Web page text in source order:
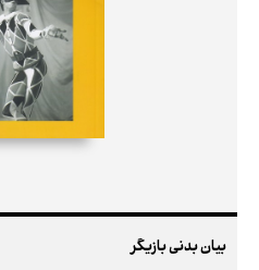
بیان بدنی بازیگر